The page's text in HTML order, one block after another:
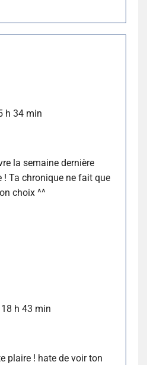
h 34 min
la semaine dernière
! Ta chronique ne fait que
choix ^^
h 43 min
plaire ! hate de voir ton